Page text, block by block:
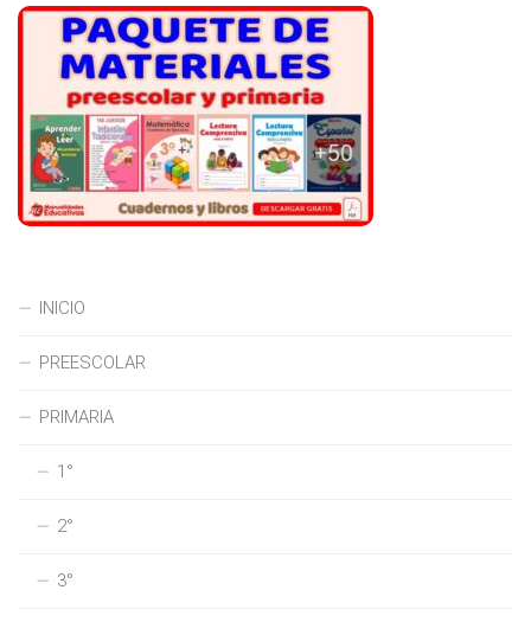
INICIO
PREESCOLAR
PRIMARIA
1°
2°
3°